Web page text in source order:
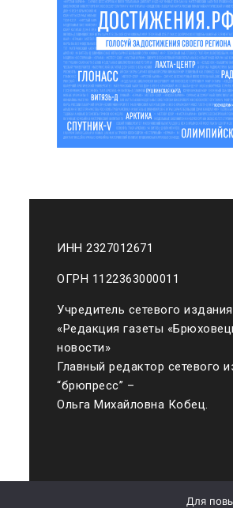
ИНН 2327012671
ОГРН 1122363000011
Учредитель сетевого
«Редакция газеты
новости»
Главный редактор сетевого
“брюпресс” –
Ольга Михайловна Кобец.
Для